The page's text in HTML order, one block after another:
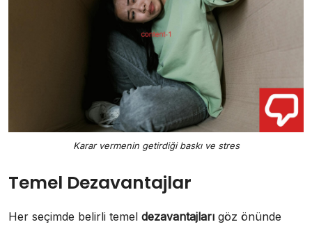
Karar vermenin getirdiği baskı ve stres
Temel Dezavantajlar
Her seçimde belirli temel dezavantajları göz önünde